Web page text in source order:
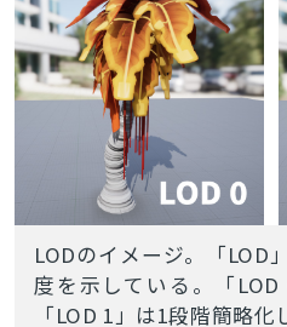
LODのイメージ。「LOD
度を示している。「LOD
「LOD 1」は1段階簡略